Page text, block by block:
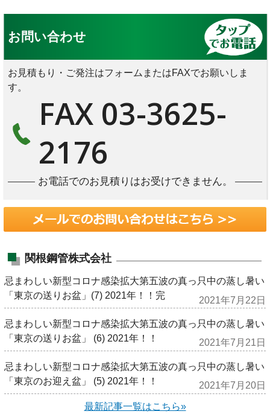
お問い合わせ
お見積もり・ご発注はフォームまたはFAXでお願いしま
す。
FAX 03-3625-
2176
お電話でのお見積りはお受けできません。
関根鋼管株式会社
忌まわしい新型コロナ感染拡大第五波の真っ只中の蒸し暑い
「東京の送りお盆」(7) 2021年！！完
2021年7月22日
忌まわしい新型コロナ感染拡大第五波の真っ只中の蒸し暑い
「東京の送りお盆」 (6) 2021年！！
2021年7月21日
忌まわしい新型コロナ感染拡大第五波の真っ只中の蒸し暑い
「東京のお迎え盆」 (5) 2021年！！
2021年7月20日
最新記事一覧はこちら»